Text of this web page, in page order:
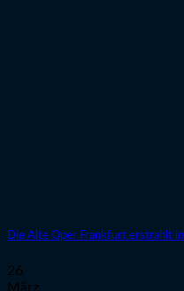
Die Alte Oper Frankfurt erstrahlt
26
März